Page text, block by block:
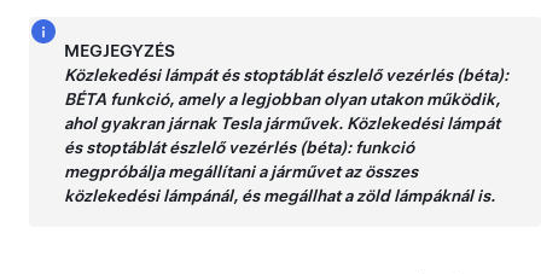
MEGJEGYZÉS
Közlekedési lámpát és stoptáblát észlelő vezérlés (béta):
BÉTA funkció, amely a legjobban olyan utakon működik,
ahol gyakran járnak Tesla járművek. Közlekedési lámpát
és stoptáblát észlelő vezérlés (béta):funkció
megpróbálja megállítani a járművet az összes
közlekedési lámpánál, és megállhat a zöld lámpáknál is.